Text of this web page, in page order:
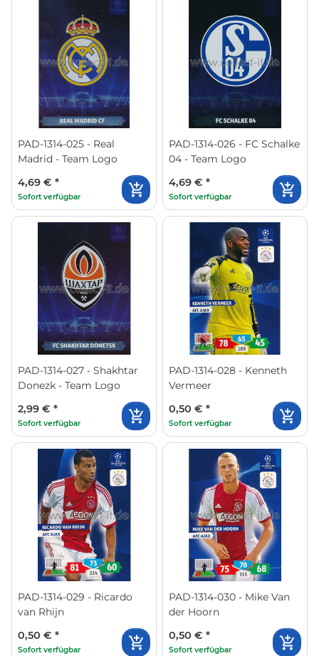
PAD-1314-025 - Real
Madrid - Team Logo
4,69 € *
Sofort verfügbar
PAD-1314-026 - FC Schalke
04 - Team Logo
4,69 € *
Sofort verfügbar
PAD-1314-027 - Shakhtar
Donezk - Team Logo
2,99 € *
Sofort verfügbar
PAD-1314-028 - Kenneth
Vermeer
0,50 € *
Sofort verfügbar
PAD-1314-029 - Ricardo
van Rhijn
0,50 € *
Sofort verfügbar
PAD-1314-030 - Mike Van
der Hoorn
0,50 € *
Sofort verfügbar